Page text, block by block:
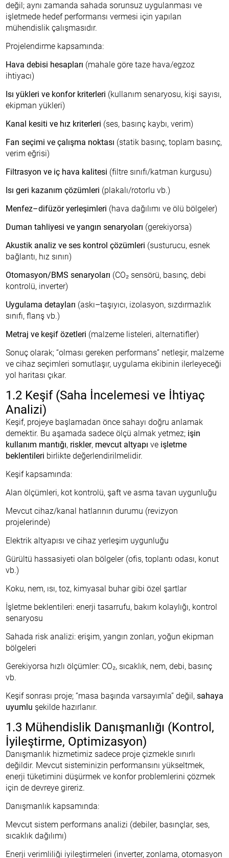
değil; aynı zamanda sahada sorunsuz uygulanması ve
işletmede hedef performansı vermesi için yapılan
mühendislik çalışmasıdır.
Projelendirme kapsamında:
Hava debisi hesapları (mahale göre taze hava/egzoz
ihtiyacı)
Isı yükleri ve konfor kriterleri (kullanım senaryosu, kişi sayısı,
ekipman yükleri)
Kanal kesiti ve hız kriterleri (ses, basınç kaybı, verim)
Fan seçimi ve çalışma noktası (statik basınç, toplam basınç,
verim eğrisi)
Filtrasyon ve iç hava kalitesi (filtre sınıfı/katman kurgusu)
Isı geri kazanım çözümleri (plakalı/rotorlu vb.)
Menfez–difüzör yerleşimleri (hava dağılımı ve ölü bölgeler)
Duman tahliyesi ve yangın senaryoları (gerekiyorsa)
Akustik analiz ve ses kontrol çözümleri (susturucu, esnek
bağlantı, hız sınırı)
Otomasyon/BMS senaryoları (CO₂ sensörü, basınç, debi
kontrolü, inverter)
Uygulama detayları (askı–taşıyıcı, izolasyon, sızdırmazlık
sınıfı, flanş vb.)
Metraj ve keşif özetleri (malzeme listeleri, alternatifler)
Sonuç olarak; “olması gereken performans” netleşir, malzeme
ve cihaz seçimleri somutlaşır, uygulama ekibinin ilerleyeceği
yol haritası çıkar.
1.2 Keşif (Saha İncelemesi ve İhtiyaç
Analizi)
Keşif, projeye başlamadan önce sahayı doğru anlamak
demektir. Bu aşamada sadece ölçü almak yetmez; işin
kullanım mantığı, riskler, mevcut altyapı ve işletme
beklentileri birlikte değerlendirilmelidir.
Keşif kapsamında:
Alan ölçümleri, kot kontrolü, şaft ve asma tavan uygunluğu
Mevcut cihaz/kanal hatlarının durumu (revizyon
projelerinde)
Elektrik altyapısı ve cihaz yerleşim uygunluğu
Gürültü hassasiyeti olan bölgeler (ofis, toplantı odası, konut
vb.)
Koku, nem, ısı, toz, kimyasal buhar gibi özel şartlar
İşletme beklentileri: enerji tasarrufu, bakım kolaylığı, kontrol
senaryosu
Sahada risk analizi: erişim, yangın zonları, yoğun ekipman
bölgeleri
Gerekiyorsa hızlı ölçümler: CO₂, sıcaklık, nem, debi, basınç
vb.
Keşif sonrası proje; “masa başında varsayımla” değil, sahaya
uyumlu şekilde hazırlanır.
1.3 Mühendislik Danışmanlığı (Kontrol,
İyileştirme, Optimizasyon)
Danışmanlık hizmetimiz sadece proje çizmekle sınırlı
değildir. Mevcut sisteminizin performansını yükseltmek,
enerji tüketimini düşürmek ve konfor problemlerini çözmek
için de devreye gireriz.
Danışmanlık kapsamında:
Mevcut sistem performans analizi (debiler, basınçlar, ses,
sıcaklık dağılımı)
Enerji verimliliği iyileştirmeleri (inverter, zonlama, otomasyon